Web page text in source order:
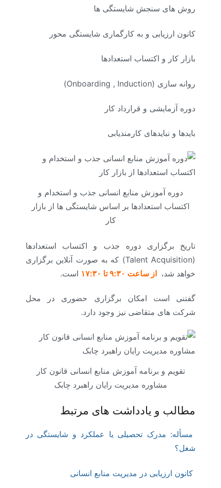
روش های سنجش شایستگی ها
کانون ارزیابی و به کارگماری شایستگی محور
بازار کار و اکتساب استعدادها
روانه سازی (Onboarding , Induction)
دوره آزمایشی و قرارداد کار
بایدها و نبایدهای کارمندیابی
دوره آموزش منابع انسانی جذب و استخدام و
اکتساب استعدادها بر اساس شایستگی ها از بازار
کار
تاریخ برگزاری دوره جذب و اکتساب استعدادها
(Talent Acquisition) که به صورت آنلاین برگزاری
خواهد شد، از ساعت ۹:۳۰ تا ۱۷:۳۰ است.
گفتنی است امکان برگزاری حضوری در محل
شرکت های متقاضی نیز وجود دارد.
تقویم و برنامه آموزش منابع انسانی قانون کار
مشاوره مدیریت رایان راهبرد چابک
مطالب و یادداشت های مرتبط
مسأله: مدرک تحصیلی یا عملکرد و شایستگی در
شغل؟
کانون ارزیابی در مدیریت منابع انسانی